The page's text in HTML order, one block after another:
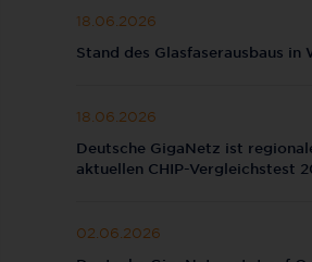
18.06.2026
Stand des Glasfaserausbaus in
18.06.2026
Deutsche GigaNetz ist
aktuellen CHIP-Vergleichstest
02.06.2026